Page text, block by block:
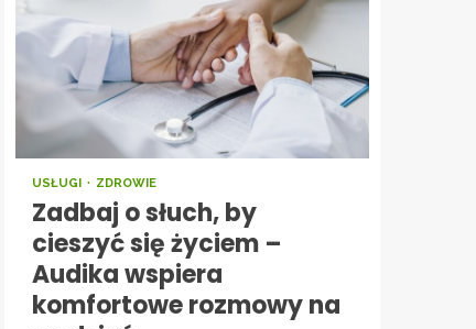
USŁUGI ZDROWIE
Zadbaj o słuch, by
cieszyć się życiem –
Audika wspiera
komfortowe rozmowy na